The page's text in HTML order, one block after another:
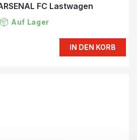
FC Lastwagen
Auf Lager
IN DEN KORB